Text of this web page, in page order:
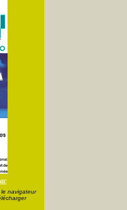
navigateur